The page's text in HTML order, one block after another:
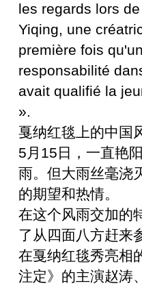
les regards lors
Yiqing, une
première fois
responsabilité
avait qualifié la
».
戛纳红毯上的中国
5月15日，一直艳
雨。但大雨丝毫浇
的期望和热情。
在这个风雨交加的
了从四面八方赶来
在戛纳红毯秀亮相
注定》的主演赵涛